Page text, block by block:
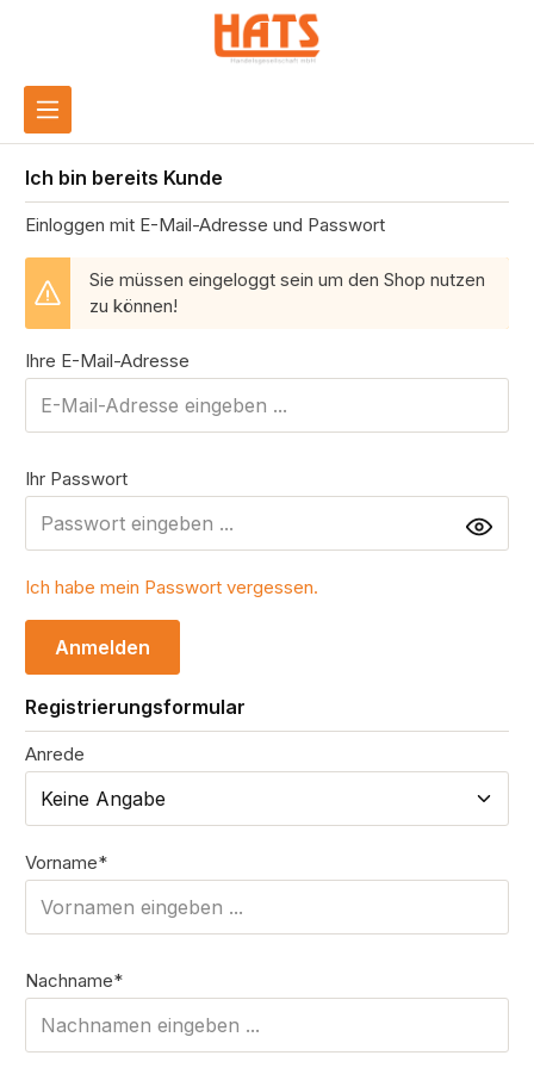
Ich bin bereits Kunde
Einloggen mit E-Mail-Adresse und Passwort
Sie müssen eingeloggt sein um den Shop nutzen
zu können!
Ihre E-Mail-Adresse
Ihr Passwort
Ich habe mein Passwort vergessen.
Anmelden
Registrierungsformular
Persönliche Informationen
Anrede
Vorname*
Nachname*